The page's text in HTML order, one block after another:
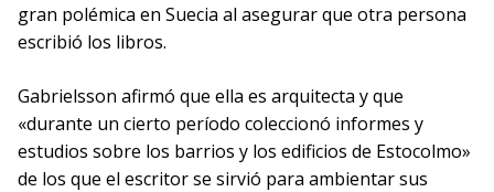
gran polémica en Suecia al asegurar que otra persona
escribió los libros.
Gabrielsson afirmó que ella es arquitecta y que
«durante un cierto período coleccionó informes y
estudios sobre los barrios y los edificios de Estocolmo»
de los que el escritor se sirvió para ambientar sus